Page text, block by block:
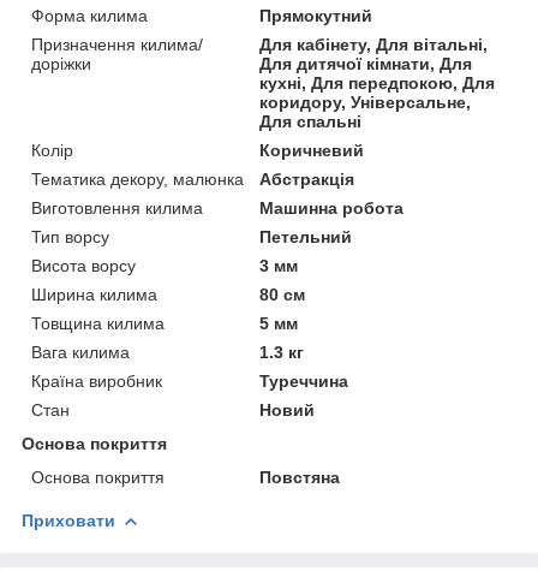
Форма килима
Прямокутний
Призначення килима/
доріжки
Для кабінету, Для вітальні,
Для дитячої кімнати, Для
кухні, Для передпокою, Для
коридору, Універсальне,
Для спальні
Колір
Коричневий
Тематика декору, малюнка
Абстракція
Виготовлення килима
Машинна робота
Тип ворсу
Петельний
Висота ворсу
3 мм
Ширина килима
80 см
Товщина килима
5 мм
Вага килима
1.3 кг
Країна виробник
Туреччина
Стан
Новий
Основа покриття
Основа покриття
Повстяна
Приховати